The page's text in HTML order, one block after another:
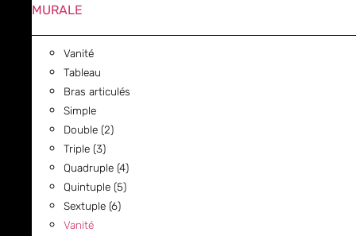
MURALE
Vanité
Tableau
Bras articulés
Simple
Double (2)
Triple (3)
Quadruple (4)
Quintuple (5)
Sextuple (6)
Vanité